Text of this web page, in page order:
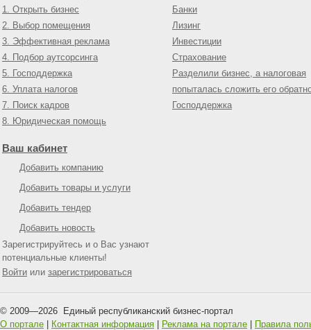
1. Открыть бизнес
2. Выбор помещения
3. Эффективная реклама
4. Подбор аутсорсинга
5. Господдержка
6. Уплата налогов
7. Поиск кадров
8. Юридическая помощь
Банки
Лизинг
Инвестиции
Страхование
Разделили бизнес, а налоговая
попыталась сложить его
Господдержка
Ваш кабинет
Добавить компанию
Добавить товары и услуги
Добавить тендер
Добавить новость
Зарегистрируйтесь и о Вас узнают
потенциальные клиенты!
Войти или зарегистрироваться
© 2009—2026 Единый республиканский бизнес-портал
О портале
Контактная информация Реклама на портале Правила